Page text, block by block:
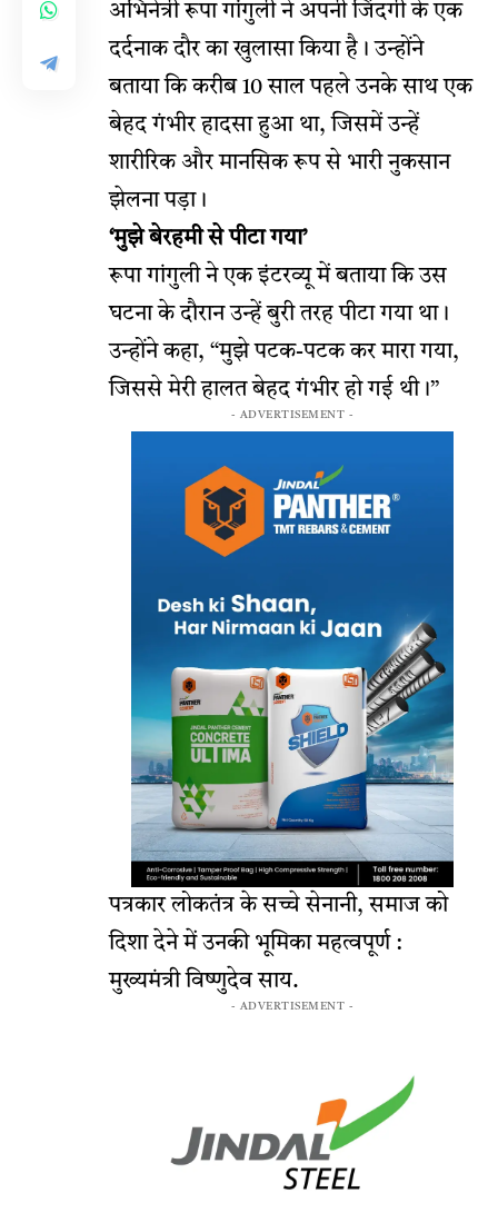
अभिनेत्री रूपा गांगुली ने अपनी जिंदगी के एक
दर्दनाक दौर का खुलासा किया है। उन्होंने
बताया कि करीब 10 साल पहले उनके साथ एक
बेहद गंभीर हादसा हुआ था, जिसमें उन्हें
शारीरिक और मानसिक रूप से भारी नुकसान
झेलना पड़ा।
‘मुझे बेरहमी से पीटा गया’
रूपा गांगुली ने एक इंटरव्यू में बताया कि उस
घटना के दौरान उन्हें बुरी तरह पीटा गया था।
उन्होंने कहा, “मुझे पटक-पटक कर मारा गया,
जिससे मेरी हालत बेहद गंभीर हो गई थी।”
- ADVERTISEMENT -
पत्रकार लोकतंत्र के सच्चे सेनानी, समाज को
दिशा देने में उनकी भूमिका महत्वपूर्ण :
मुख्यमंत्री विष्णुदेव साय.
- ADVERTISEMENT -